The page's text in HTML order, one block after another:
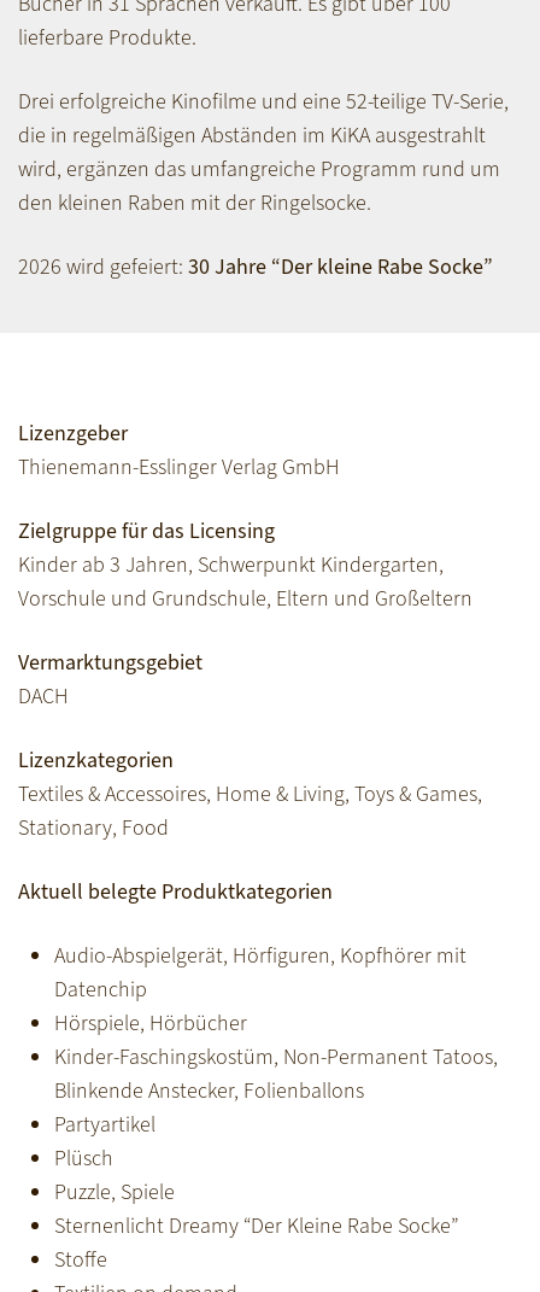
lieferbare Produkte.
Drei erfolgreiche Kinofilme und eine 52-teilige TV-Serie,
die in regelmäßigen Abständen im KiKA ausgestrahlt
wird, ergänzen das umfangreiche Programm rund um
den kleinen Raben mit der Ringelsocke.
2026 wird gefeiert: 30 Jahre “Der kleine Rabe Socke”
Lizenzgeber
Thienemann-Esslinger Verlag GmbH
Zielgruppe für das Licensing
Kinder ab 3 Jahren, Schwerpunkt Kindergarten,
Vorschule und Grundschule, Eltern und Großeltern
Vermarktungsgebiet
DACH
Lizenzkategorien
Textiles & Accessoires, Home & Living, Toys & Games,
Stationary, Food
Aktuell belegte Produktkategorien
Audio-Abspielgerät, Hörfiguren, Kopfhörer mit
Datenchip
Hörspiele, Hörbücher
Kinder-Faschingskostüm, Non-Permanent Tatoos,
Blinkende Anstecker, Folienballons
Partyartikel
Plüsch
Puzzle, Spiele
Sternenlicht Dreamy “Der Kleine Rabe Socke”
Stoffe